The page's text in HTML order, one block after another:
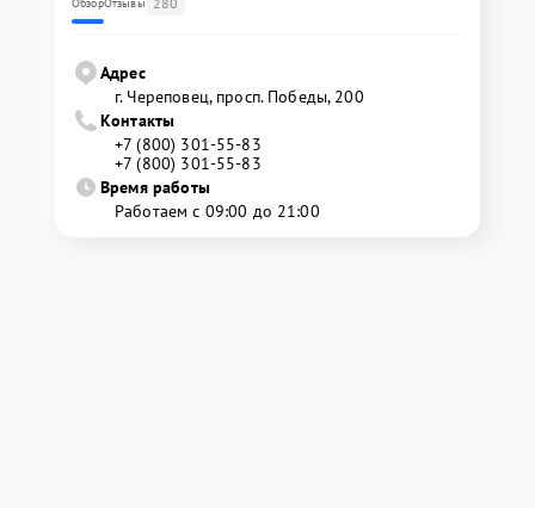
ОбзорОтзывы
Адрес
г. Череповец, просп. Победы, 200
Контакты
+7 (800) 301-55-83
+7 (800) 301-55-83
Время работы
Работаем с 09:00 до 21:00